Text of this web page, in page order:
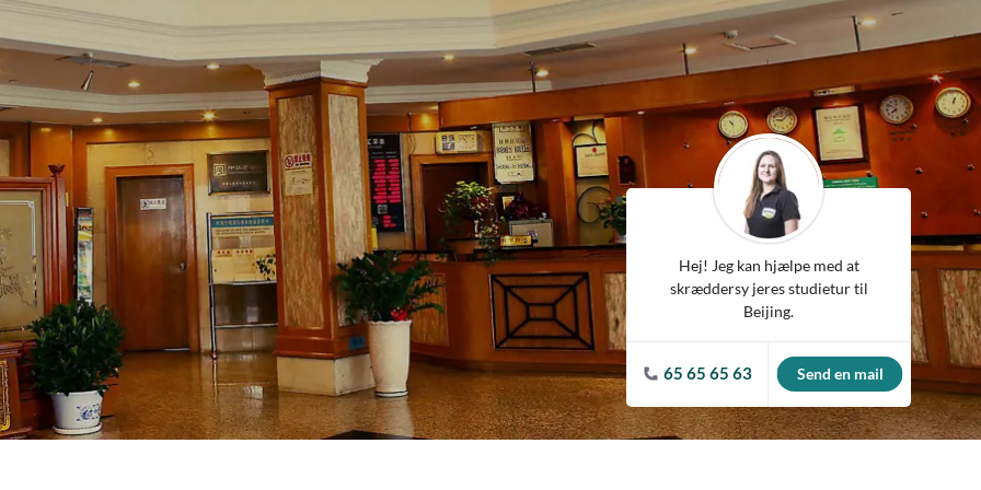
Riga
Rom
San Francisco
Sarajevo
Zagreb
Tjekkiet
Tyskland
Ungarn
USA
Hej! Jeg kan hjælpe med at
skræddersy jeres studietur til
Beijing.
65 65 65 63 Send en mail